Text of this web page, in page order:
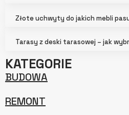
Złote uchwyty do jakich mebli
Tarasy z deski tarasowej – jak
KATEGORIE
BUDOWA
REMONT